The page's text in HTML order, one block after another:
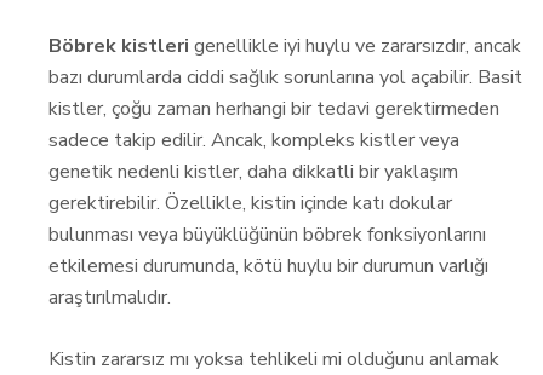
Böbrek kistleri genellikle iyi huylu ve zararsızdır, ancak
bazı durumlarda ciddi sağlık sorunlarına yol açabilir. Basit
kistler, çoğu zaman herhangi bir tedavi gerektirmeden
sadece takip edilir. Ancak, kompleks kistler veya
genetik nedenli kistler, daha dikkatli bir yaklaşım
gerektirebilir. Özellikle, kistin içinde katı dokular
bulunması veya büyüklüğünün böbrek fonksiyonlarını
etkilemesi durumunda, kötü huylu bir durumun varlığı
araştırılmalıdır.
Kistin zararsız mı yoksa tehlikeli mi olduğunu anlamak